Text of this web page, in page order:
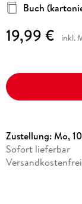
Buch
19,99 € inkl.
Zustellung:Mo,
Sofort lieferbar
Versandkostenfrei